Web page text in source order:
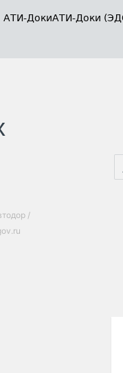
АТИ-ДокиАТИ-Доки
/